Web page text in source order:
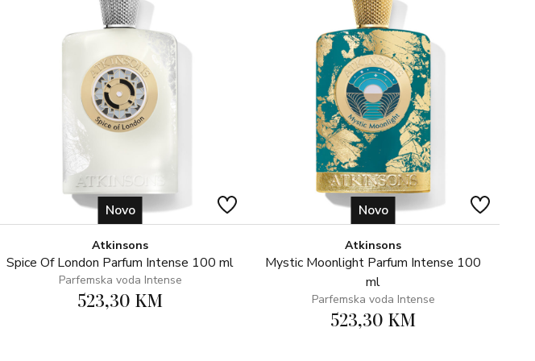
Miris se otvara živahnom citrusnom svježinom kalabrijske žute mandarine.
Srce otkriva spoj aromatičnih i slanih nota zahvaljujući morskom čempresu.
Miris se zatvara senzualnom bazom cedrovine, stvarajući profinjenu, drvenastu i modernu
Novo
Atkinsons
Spice Of London Parfum Intense 100 ml
Parfemska voda Intense
523,30 KM
Novo
Atkinsons
Mystic Moonlight Parfum Intense 100
ml
Parfemska voda Intense
523,30 KM